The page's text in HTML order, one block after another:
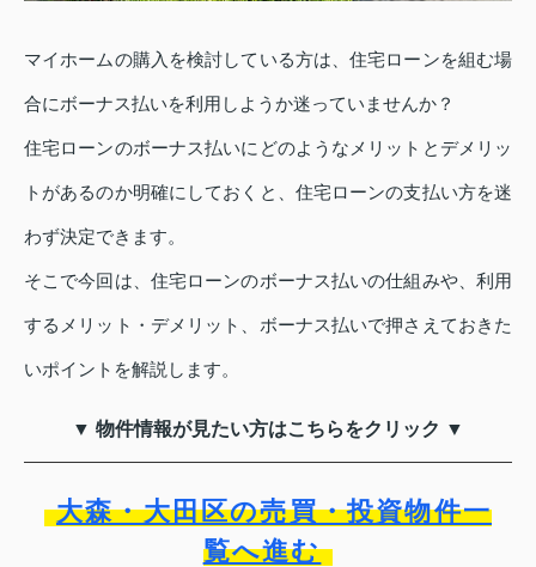
マイホームの購入を検討している方は、住宅ローンを組む場
合にボーナス払いを利用しようか迷っていませんか？
住宅ローンのボーナス払いにどのようなメリットとデメリッ
トがあるのか明確にしておくと、住宅ローンの支払い方を迷
わず決定できます。
そこで今回は、住宅ローンのボーナス払いの仕組みや、利用
するメリット・デメリット、ボーナス払いで押さえておきた
いポイントを解説します。
▼ 物件情報が見たい方はこちらをクリック ▼
大森・大田区の売買・投資物件一
覧へ進む